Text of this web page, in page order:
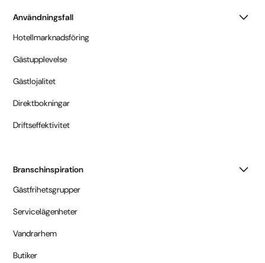
Användningsfall
Hotellmarknadsföring
Gästupplevelse
Gästlojalitet
Direktbokningar
Driftseffektivitet
Branschinspiration
Gästfrihetsgrupper
Servicelägenheter
Vandrarhem
Butiker